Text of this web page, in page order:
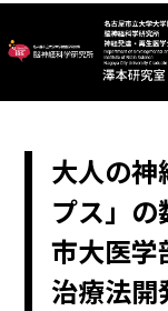
大人の神
プス」
市大医
治療法